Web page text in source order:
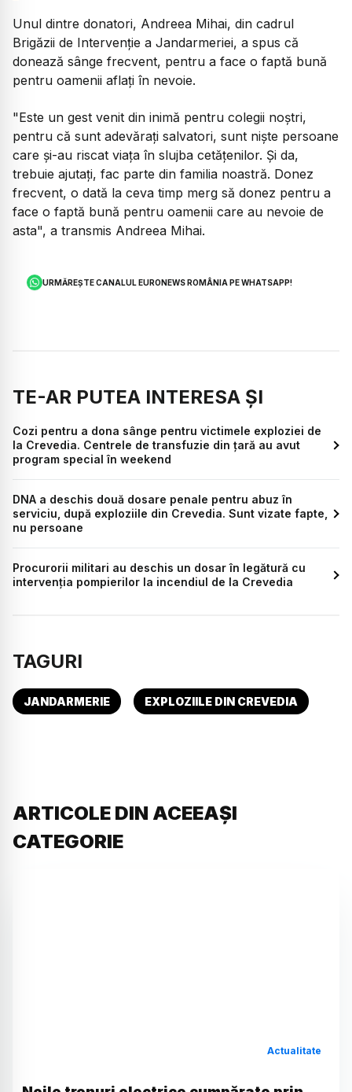
Unul dintre donatori, Andreea Mihai, din cadrul
Brigăzii de Intervenţie a Jandarmeriei, a spus că
donează sânge frecvent, pentru a face o faptă bună
pentru oamenii aflaţi în nevoie.
"Este un gest venit din inimă pentru colegii noştri,
pentru că sunt adevăraţi salvatori, sunt nişte persoane
care şi-au riscat viaţa în slujba cetăţenilor. Şi da,
trebuie ajutaţi, fac parte din familia noastră. Donez
frecvent, o dată la ceva timp merg să donez pentru a
face o faptă bună pentru oamenii care au nevoie de
asta", a transmis Andreea Mihai.
URMĂREȘTE CANALUL EURONEWS ROMÂNIA PE WHATSAPP!
TE-AR PUTEA INTERESA ȘI
Cozi pentru a dona sânge pentru victimele exploziei de
la Crevedia. Centrele de transfuzie din țară au avut
program special în weekend
DNA a deschis două dosare penale pentru abuz în
serviciu, după exploziile din Crevedia. Sunt vizate fapte,
nu persoane
Procurorii militari au deschis un dosar în legătură cu
intervenţia pompierilor la incendiul de la Crevedia
TAGURI
JANDARMERIE EXPLOZIILE DIN CREVEDIA
ARTICOLE DIN ACEEAȘI
CATEGORIE
Actualitate